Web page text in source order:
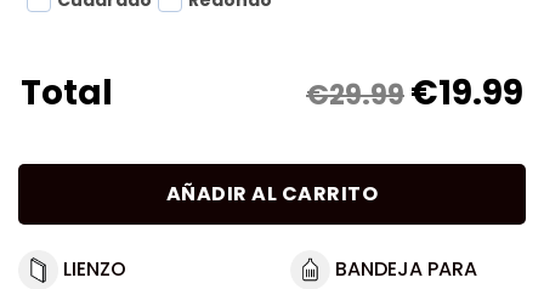
Total €29.99€19.99
AÑADIR AL CARRITO
LIENZO
BANDEJA PARA